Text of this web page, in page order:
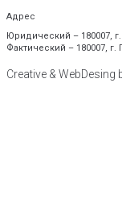
Адрес
Юридический – 180007,
Фактический – 180007, г.
Creative & WebDesing